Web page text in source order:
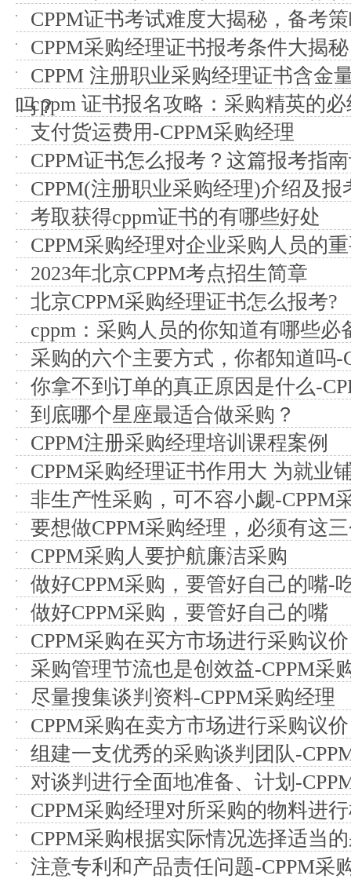
CPPM证书考试难度大揭秘，备考
CPPM采购经理证书报考条件大揭秘
CPPM 注册职业采购经理证书含金
吗？
cppm 证书报名攻略：采购精英的
支付货运费用-CPPM采购经理
CPPM证书怎么报考？这篇报考指
CPPM(注册职业采购经理)介绍及报
考取获得cppm证书的有哪些好处
CPPM采购经理对企业采购人员的
2023年北京CPPM考点招生简章
北京CPPM采购经理证书怎么报考?
cppm：采购人员的你知道有哪些必
采购的六个主要方式，你都知道吗-
你拿不到订单的真正原因是什么-
到底哪个星座最适合做采购？
CPPM注册采购经理培训课程案例
CPPM采购经理证书作用大 为就业
非生产性采购，可不容小觑-CPPM
要想做CPPM采购经理，必须有这
CPPM采购人要护航廉洁采购
做好CPPM采购，要管好自己的嘴-
做好CPPM采购，要管好自己的嘴
CPPM采购在买方市场进行采购议价
采购管理节流也是创效益-CPPM采
尽量搜集谈判资料-CPPM采购经理
CPPM采购在卖方市场进行采购议价
组建一支优秀的采购谈判团队-
对谈判进行全面地准备、计划-
CPPM采购经理对所采购的物料进
CPPM采购根据实际情况选择适当
注意专利和产品责任问题-CPPM采